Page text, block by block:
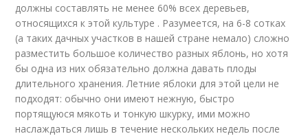
должны составлять не менее 60% всех деревьев,
относящихся к этой культуре . Разумеется, на 6-8 сотках
(а таких дачных участков в нашей стране немало) сложно
разместить большое количество разных яблонь, но хотя
бы одна из них обязательно должна давать плоды
длительного хранения. Летние яблоки для этой цели не
подходят: обычно они имеют нежную, быстро
портящуюся мякоть и тонкую шкурку, ими можно
наслаждаться лишь в течение нескольких недель после